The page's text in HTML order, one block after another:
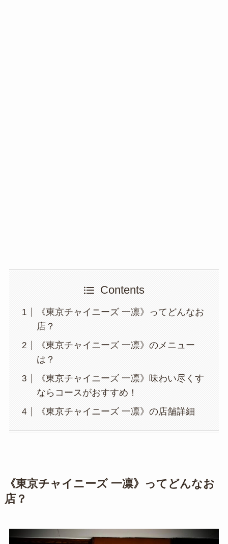
Contents
《東京チャイニーズ 一凛》ってどんなお
店？
《東京チャイニーズ 一凛》のメニュー
は？
《東京チャイニーズ 一凛》味わい尽くす
ならコースがおすすめ！
《東京チャイニーズ 一凛》の店舗詳細
《東京チャイニーズ 一凛》ってどんなお
店？